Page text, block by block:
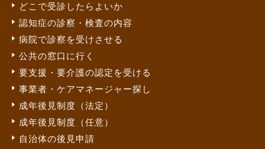
どこで受診したらよいか
認知症の診察・検査の内容
病院で診察を受けさせる
公共の窓口に行く
要支援・要介護の認定を受ける
事業者・ケアマネージャー探し
成年後見制度（法定）
成年後見制度（任意）
自治体の後見申請